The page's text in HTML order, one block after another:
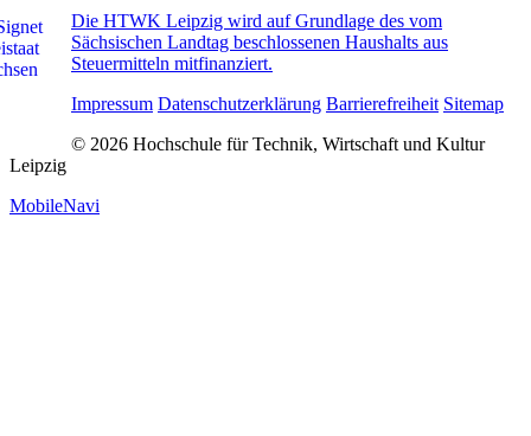
Die HTWK Leipzig wird auf Grundlage des vom
Sächsischen Landtag beschlossenen Haushalts aus
Steuermitteln mitfinanziert.
Impressum Datenschutzerklärung Barrierefreiheit Sitemap
© 2026 Hochschule für Technik, Wirtschaft und Kultur
Leipzig
MobileNavi